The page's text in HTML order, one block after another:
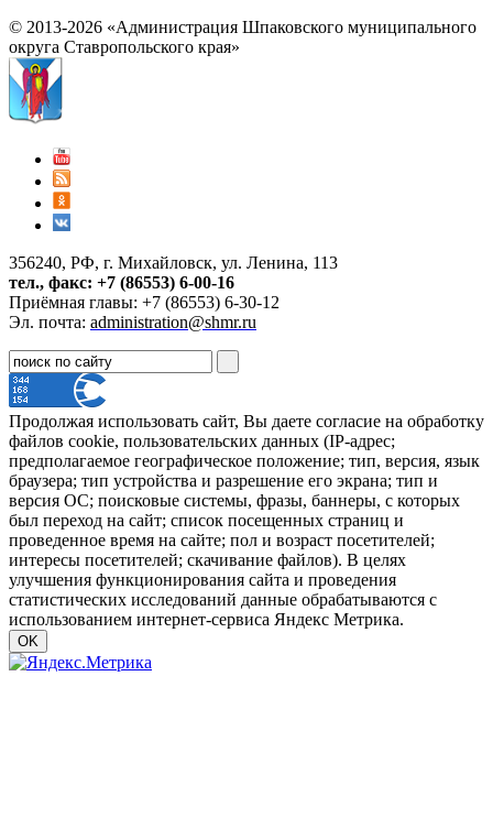
© 2013-2026 «Администрация Шпаковского муниципального
округа Ставропольского края»
356240, РФ, г. Михайловск, ул. Ленина, 113
тел., факс: +7 (86553) 6-00-16
Приёмная главы: +7 (86553) 6-30-12
Эл. почта: administration@shmr.ru
Продолжая использовать сайт, Вы даете согласие на обработку
файлов cookie, пользовательских данных (IP-адрес;
предполагаемое географическое положение; тип, версия, язык
браузера; тип устройства и разрешение его экрана; тип и
версия ОС; поисковые системы, фразы, баннеры, с которых
был переход на сайт; список посещенных страниц и
проведенное время на сайте; пол и возраст посетителей;
интересы посетителей; скачивание файлов). В целях
улучшения функционирования сайта и проведения
статистических исследований данные обрабатываются с
использованием интернет-сервиса Яндекс Метрика.
OK